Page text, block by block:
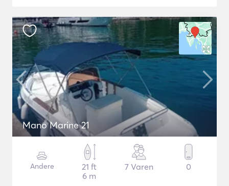
Mano Marine 21
Andere
21 ft
6 m
7 Varen 0